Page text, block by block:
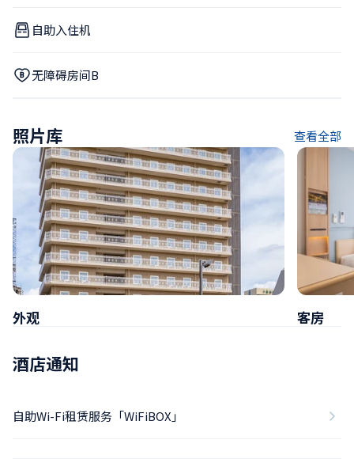
自助入住机
无障碍房间B
照片库 查看全部
外观 客房
酒店通知
自助Wi-Fi租赁服务「WiFiBOX」